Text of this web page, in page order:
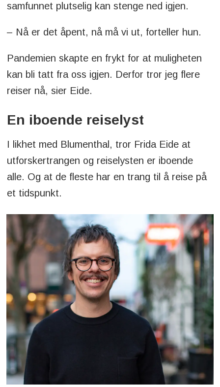
samfunnet plutselig kan stenge ned igjen.
– Nå er det åpent, nå må vi ut, forteller hun.
Pandemien skapte en frykt for at muligheten
kan bli tatt fra oss igjen. Derfor tror jeg flere
reiser nå, sier Eide.
En iboende reiselyst
I likhet med Blumenthal, tror Frida Eide at
utforskertrangen og reiselysten er iboende
alle. Og at de fleste har en trang til å reise på
et tidspunkt.